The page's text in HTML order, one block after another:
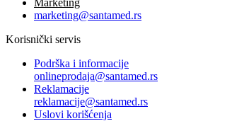
Marketing
marketing@santamed.rs
Korisnički servis
Podrška i informacije
onlineprodaja@santamed.rs
Reklamacije
reklamacije@santamed.rs
Uslovi korišćenja